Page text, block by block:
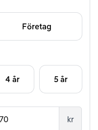
Företag
4 år 5 år
kr